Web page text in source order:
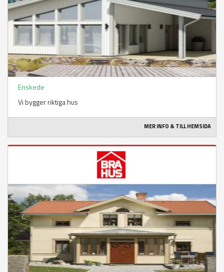
Enskede
Vi bygger riktiga hus
MER INFO & TILL HEMSIDA